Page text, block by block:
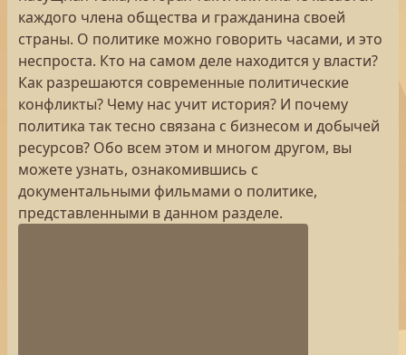
каждого члена общества и гражданина своей
страны. О политике можно говорить часами, и это
неспроста. Кто на самом деле находится у власти?
Как разрешаются современные политические
конфликты? Чему нас учит история? И почему
политика так тесно связана с бизнесом и добычей
ресурсов? Обо всем этом и многом другом, вы
можете узнать, ознакомившись с
документальными фильмами о политике,
представленными в данном разделе.